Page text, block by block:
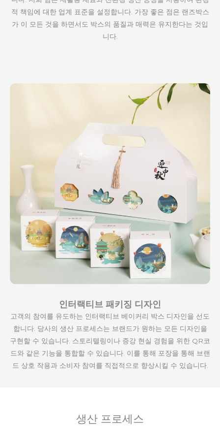
적 책임에 대한 업계 표준을 설정합니다. 가장 좋은 점은 랜즈박스
가 이 모든 것을 하면서도 박스의 품질과 매력은 유지한다는 것입
니다.
인터랙티브 패키징 디자인
고객의 참여를 유도하는 인터랙티브 베이커리 박스 디자인을 선도
합니다. 당사의 생산 프로세스는 브랜드가 원하는 모든 디자인을
구현할 수 있습니다. 스토리텔링이나 증강 현실 경험을 위한 QR코
드와 같은 기능을 통합할 수 있습니다. 이를 통해 포장을 통해 브랜
드 상호 작용과 소비자 참여를 직접적으로 향상시킬 수 있습니다.
생산 프로세스